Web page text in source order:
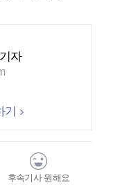
자
기
후속기사 원해요